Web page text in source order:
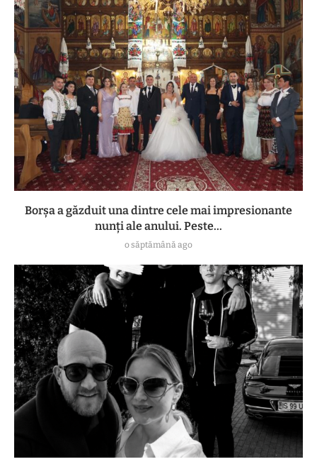
Borșa a găzduit una dintre cele mai impresionante
nunți ale anului. Peste...
o săptămână ago